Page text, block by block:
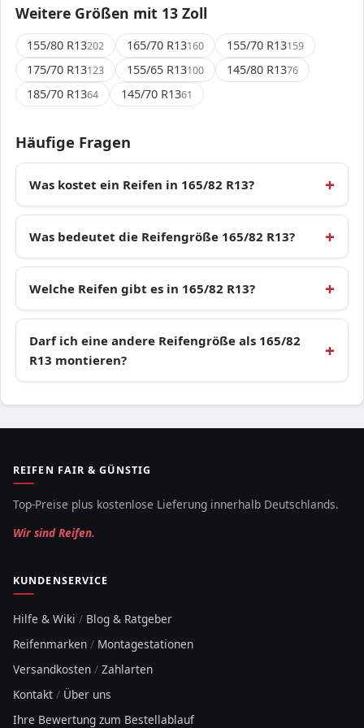
Weitere Größen mit 13 Zoll
155/80 R13202 165/70 R13160 155/70 R13159
175/70 R13123 155/65 R13100 145/80 R1376
185/70 R1364 145/70 R1361
Häufige Fragen
Was kostet ein Reifen in 165/82 R13?
Was bedeutet die Reifengröße 165/82 R13?
Welche Reifen gibt es in 165/82 R13?
Darf ich eine andere Reifengröße als 165/82
R13 montieren?
REIFEN FAIR & GÜNSTIG
Top-Preise plus kostenlose Lieferung innerhalb Deutschlands.
Wir sind Reifen.
KUNDENSERVICE
Hilfe & Wiki / Blog & Ratgeber
Reifenmarken / Montagestationen
Versandkosten / Zahlarten
Kontakt / Über uns
Ihre Bewertung zum Bestellablauf